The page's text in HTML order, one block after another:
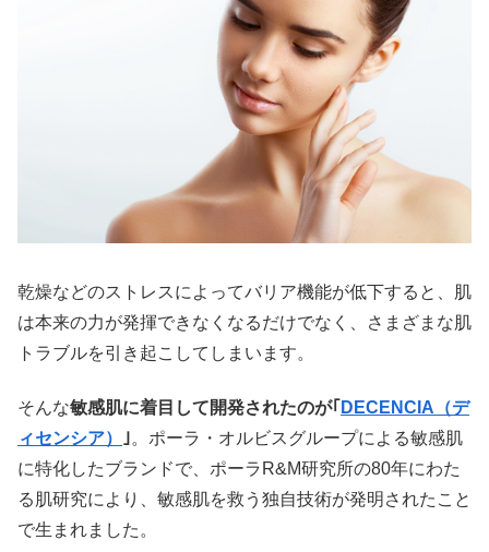
乾燥などのストレスによってバリア機能が低下すると、肌
は本来の力が発揮できなくなるだけでなく、さまざまな肌
トラブルを引き起こしてしまいます。
そんな敏感肌に着目して開発されたのが｢ DECENCIA（デ
ィセンシア）
｣。ポーラ・オルビスグループによる敏感肌
に特化したブランドで、ポーラR&M研究所の80年にわた
る肌研究により、敏感肌を救う独自技術が発明されたこと
で生まれました。